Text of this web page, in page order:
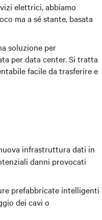
elettrici, abbiamo
ma a sé stante, basata
soluzione per
per data center. Si tratta
facile da trasferire e
infrastruttura dati in
danni provocati
prefabbricate intelligenti
dei cavi o